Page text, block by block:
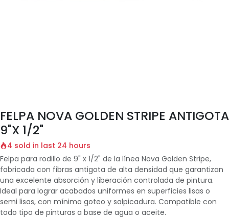
FELPA NOVA GOLDEN STRIPE ANTIGOTA
9"X 1/2"
4 sold in last 24 hours
Felpa para rodillo de 9" x 1/2" de la línea Nova Golden Stripe,
fabricada con fibras antigota de alta densidad que garantizan
una excelente absorción y liberación controlada de pintura.
Ideal para lograr acabados uniformes en superficies lisas o
semi lisas, con mínimo goteo y salpicadura. Compatible con
todo tipo de pinturas a base de agua o aceite.